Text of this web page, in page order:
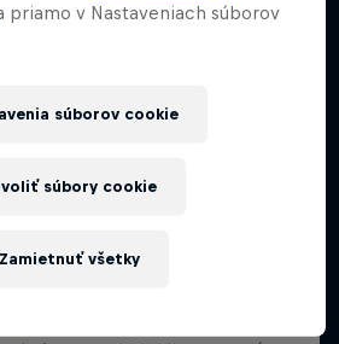
priamo v Nastaveniach súborov
súborov cookie
Zamietnuť všetky
súbory cookie